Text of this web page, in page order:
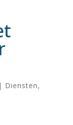
| Diensten,